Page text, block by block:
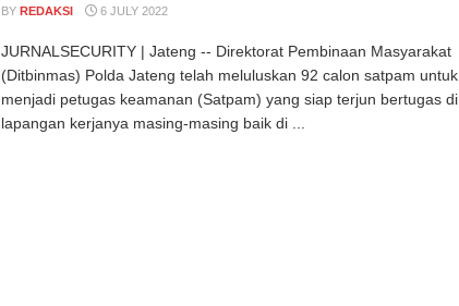
BY REDAKSI 6 JULY 2022
JURNALSECURITY | Jateng -- Direktorat Pembinaan Masyarakat
(Ditbinmas) Polda Jateng telah meluluskan 92 calon satpam untuk
menjadi petugas keamanan (Satpam) yang siap terjun bertugas di
lapangan kerjanya masing-masing baik di ...